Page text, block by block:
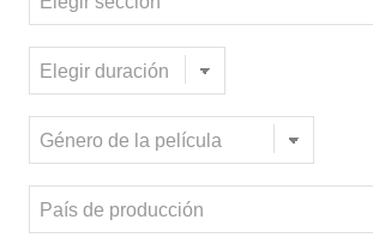
Interculturalidad en la música
Migración y DD.HH
Migración y globalización
Migración y Pueblos originarios
Migración y recursos naturales
Migración y
Movimiento
Mujeres
Niñez
Otredad
Pueblos Originarios